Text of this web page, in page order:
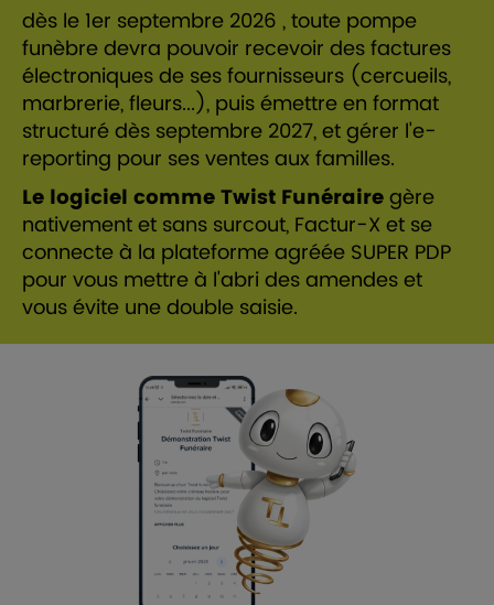
dès le 1er septembre 2026 , toute pompe
funèbre devra pouvoir recevoir des factures
électroniques de ses fournisseurs (cercueils,
marbrerie, fleurs...), puis émettre en format
structuré dès septembre 2027, et gérer l'e-
reporting pour ses ventes aux familles.
Le logiciel comme Twist Funérairegère
nativement et sans surcout, Factur-X et se
connecte à la plateforme agréée SUPER PDP
pour vous mettre à l'abri des amendes et
vous évite une double saisie.